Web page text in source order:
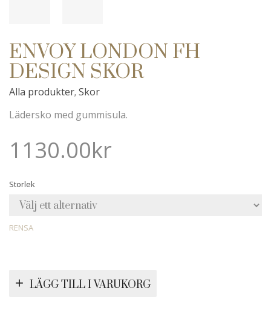
ENVOY LONDON FH
DESIGN SKOR
Alla produkter, Skor
Lädersko med gummisula.
1130.00kr
Storlek
RENSA
LÄGG TILL I VARUKORG